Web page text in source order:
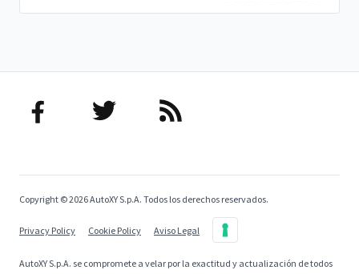
Copyright © 2026 AutoXY S.p.A. Todos los derechos reservados.
Privacy Policy Cookie Policy Aviso Legal
AutoXY S.p.A. se compromete a velar por la exactitud y actualización de todos